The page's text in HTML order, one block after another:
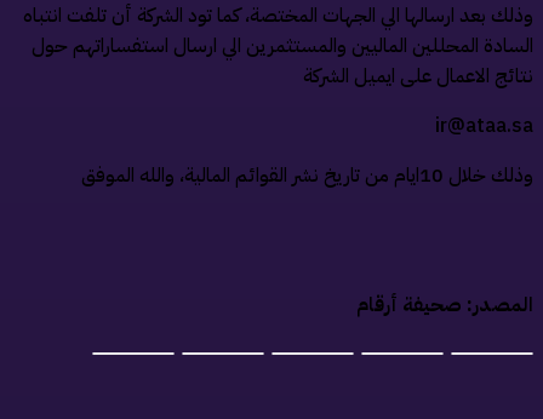
بعد ارسالها الي الجهات المختصة، كما تود الشركة أن تلفت انتباه
المحللين الماليين والمستثمرين الي ارسال استفساراتهم حول
الاعمال على ايميل الشركة
10ايام من تاريخ نشر القوائم المالية، والله الموفق
صحيفة أرقام